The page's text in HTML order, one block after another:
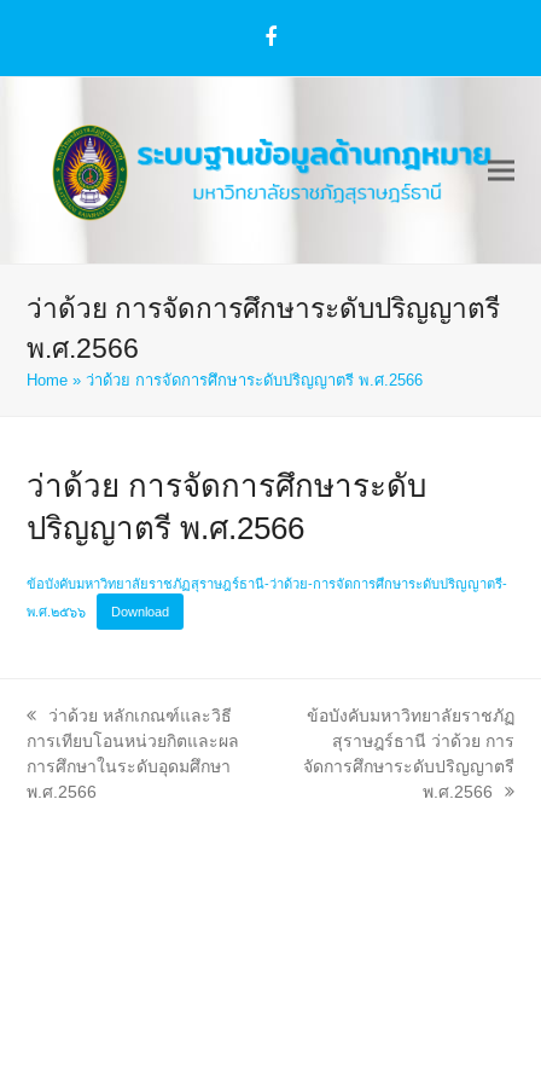
Facebook
ว่าด้วย การจัดการศึกษาระดับปริญญาตรี
พ.ศ.2566
Home »ว่าด้วย การจัดการศึกษาระดับปริญญาตรี พ.ศ.2566
ว่าด้วย การจัดการศึกษาระดับ
ปริญญาตรี พ.ศ.2566
ข้อบังคับมหาวิทยาลัยราชภัฏสุราษฎร์ธานี-ว่าด้วย-การจัดการศึกษาระดับปริญญาตรี-
พ.ศ.๒๕๖๖
Download
previous
post:
ว่าด้วย หลักเกณฑ์และวิธี
การเทียบโอนหน่วยกิตและผล
การศึกษาในระดับอุดมศึกษา
พ.ศ.2566
next
post:
ข้อบังคับมหาวิทยาลัยราชภัฏ
สุราษฎร์ธานี ว่าด้วย การ
จัดการศึกษาระดับปริญญาตรี
พ.ศ.2566